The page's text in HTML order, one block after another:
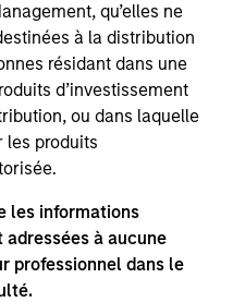
qu’elles ne
à la distribution
résidant dans une
d’investissement
ou dans laquelle
les produits
les informations
à aucune
professionnel dans le
Asia
provided for informational
is no guarantee that